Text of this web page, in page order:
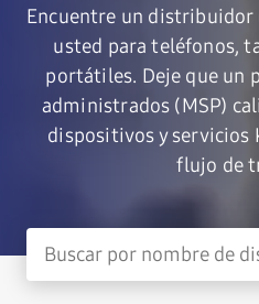
Encuentre un distribuidor
usted para teléfonos,
portátiles. Deje que un
administrados (MSP)
dispositivos y servicios
flujo de